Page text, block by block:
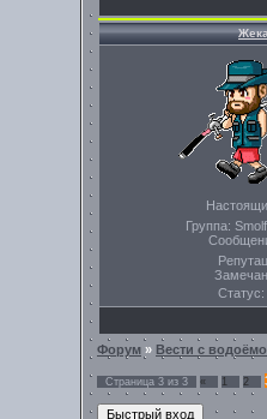
Группа:
Статус:
Форум » Вести с
Страница 3 из 3 « 1 2